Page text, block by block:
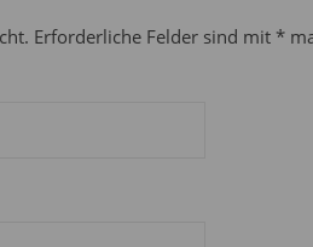
Erforderliche Felder sind mit *